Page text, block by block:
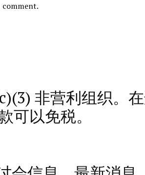
comment.
非营利组织。
可以免税。